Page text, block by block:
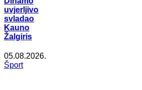
uvjerljivo
svladao
Kauno
Žalgiris
05.08.2026.
Šport